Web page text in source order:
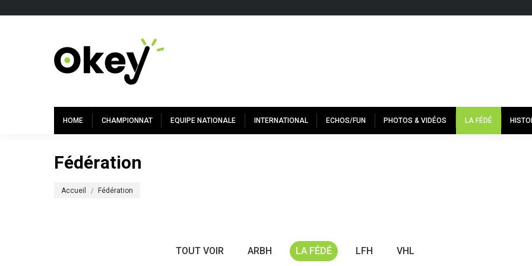
HOME CHAMPIONNAT EQUIPE NATIONALE INTERNATIONAL ECHOS/FUN PHOTOS & VIDÉOS LA FÉDÉ
Fédération
Accueil Fédération
TOUT VOIR ARBH LA FÉDÉ LFH VHL